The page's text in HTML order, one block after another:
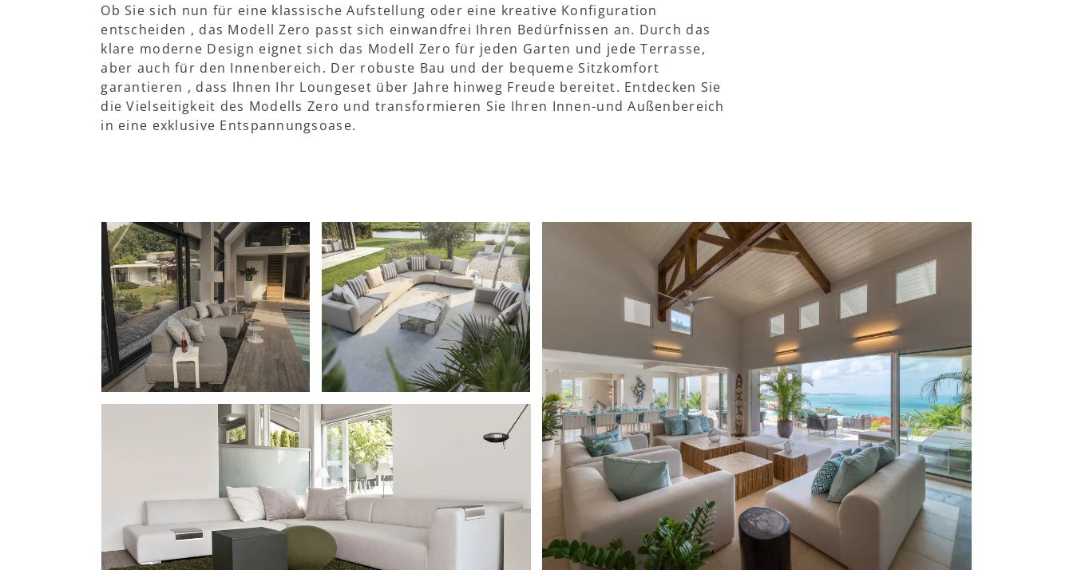
Ob Sie sich nun für eine klassische Aufstellung oder eine kreative Konfiguration
entscheiden , das Modell Zero passt sich einwandfrei Ihren Bedürfnissen an. Durch das
klare moderne Design eignet sich das Modell Zero für jeden Garten und jede Terrasse,
aber auch für den Innenbereich. Der robuste Bau und der bequeme Sitzkomfort
garantieren , dass Ihnen Ihr Loungeset über Jahre hinweg Freude bereitet. Entdecken Sie
die Vielseitigkeit des Modells Zero und transformieren Sie Ihren Innen-und Außenbereich
in eine exklusive Entspannungsoase.